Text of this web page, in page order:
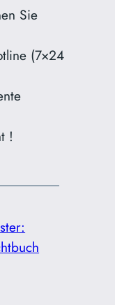
Sie
(7×24
!